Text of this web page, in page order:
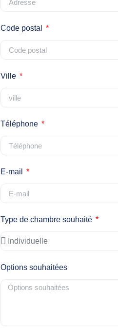
Code postal
Ville
Téléphone
E-mail
Type de chambre souhaité
Options souhaitées